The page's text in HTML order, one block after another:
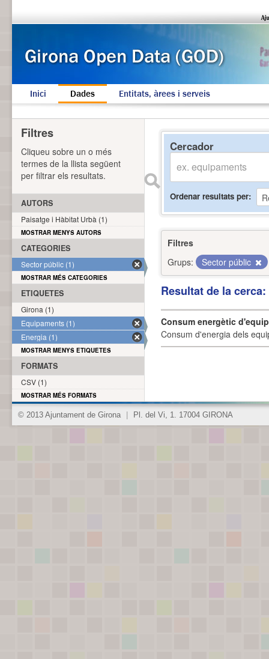
Inici Dades Entitats, àrees i serveis
Cercador
Ordenar resultats per
Filtres
Grups:
Sector públic
Resultat de la
Consum energètic
Consum d'energia dels
Filtres
Cliqueu sobre un o més
termes de la llista següent
per filtrar els resultats.
AUTORS
Paisatge i Hàbitat Urbà (1)
MOSTRAR MENYS AUTORS
CATEGORIES
Sector públic (1)
MOSTRAR MÉS CATEGORIES
ETIQUETES
Girona (1)
Equipaments (1)
Energia (1)
MOSTRAR MENYS ETIQUETES
FORMATS
CSV (1)
MOSTRAR MÉS FORMATS
© 2013 Ajuntament de Girona Pl. del Vi, 1. 17004 GIRONA